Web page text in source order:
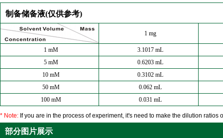
制备储备液(仅供参考)
1 mg
1 mM
3.1017 mL
5 mM
0.6203 mL
10 mM
0.3102 mL
50 mM
0.062 mL
100 mM
0.031 mL
* Note: If you are in the process of experiment, it's need to make the dilution
部分图片展示